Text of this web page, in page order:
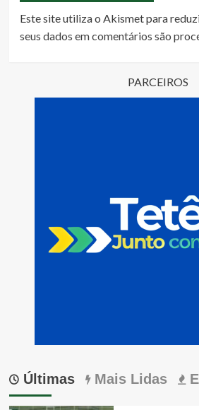
Este site utiliza o Akismet para
seus dados em comentários são
PARCEIROS
Últimas Mais Lidas